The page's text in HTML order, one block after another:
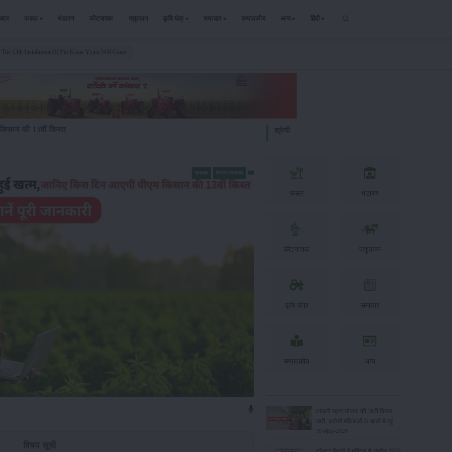
फसल भंडारण कीटनाशक पशुपालन कृषि यंत्र समाचार सम्पादकीय अन्य हिंदी
फसल भंडारण
कीटनाशक पशुपालन
कृषि यंत्र समाचार
सम्पादकीय अन्य
लाड़ली बहना योजना की 36वीं किस्त
जारी, करोड़ों महिलाओं के खातों में पहुंचे
1500 रुपये
16-May-2026